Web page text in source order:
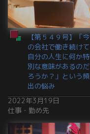
【第５４９号】「今
の会社で働き続けて
自分の人生に何か特
別な意味があるのだ
ろうか？」という頻
出の悩み
2022年3月19日
仕事・勤め先